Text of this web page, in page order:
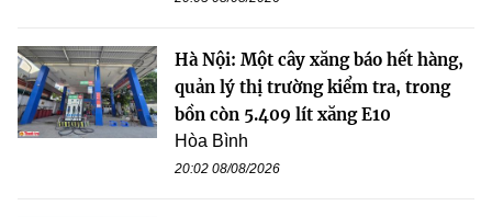
Hà Nội: Một cây xăng báo hết hàng,
quản lý thị trường kiểm tra, trong
bồn còn 5.409 lít xăng E10
Hòa Bình
20:02 08/08/2026